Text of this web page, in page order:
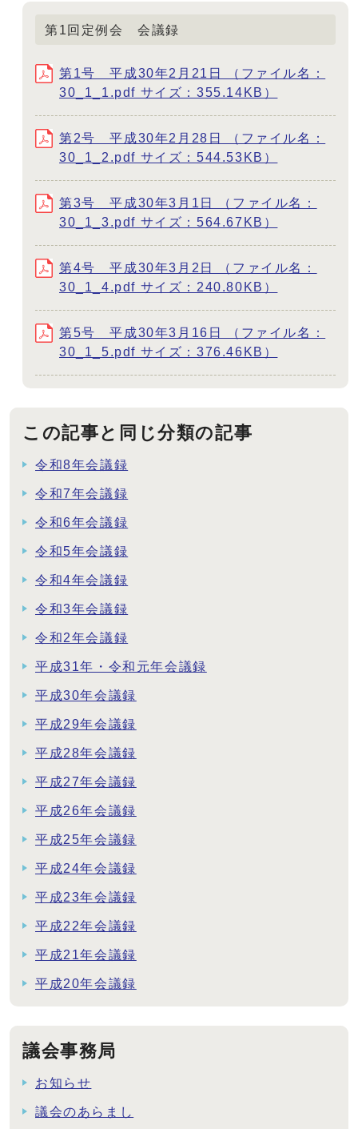
第1回定例会 会議録
第1号 平成30年2月21日 （ファイル名：
30_1_1.pdf サイズ：355.14KB）
第2号 平成30年2月28日 （ファイル名：
30_1_2.pdf サイズ：544.53KB）
第3号 平成30年3月1日 （ファイル名：
30_1_3.pdf サイズ：564.67KB）
第4号 平成30年3月2日 （ファイル名：
30_1_4.pdf サイズ：240.80KB）
第5号 平成30年3月16日 （ファイル名：
30_1_5.pdf サイズ：376.46KB）
この記事と同じ分類の記事
令和8年会議録
令和7年会議録
令和6年会議録
令和5年会議録
令和4年会議録
令和3年会議録
令和2年会議録
平成31年・令和元年会議録
平成30年会議録
平成29年会議録
平成28年会議録
平成27年会議録
平成26年会議録
平成25年会議録
平成24年会議録
平成23年会議録
平成22年会議録
平成21年会議録
平成20年会議録
議会事務局
お知らせ
議会のあらまし